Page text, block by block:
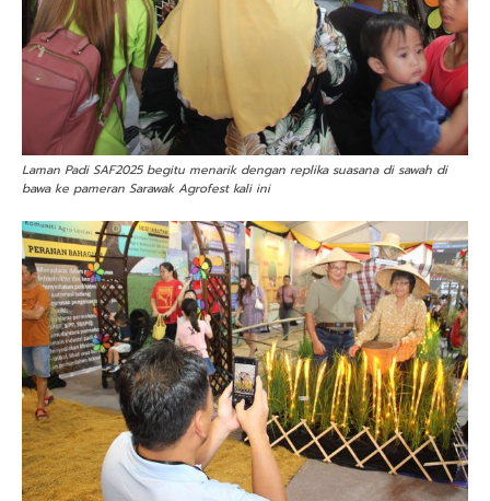
Laman Padi SAF2025 begitu menarik dengan replika suasana di sawah di
bawa ke pameran Sarawak Agrofest kali ini